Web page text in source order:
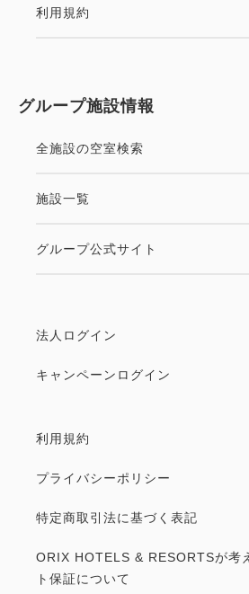
利用規約
グループ施設情報
全施設の空室検索
施設一覧
グループ公式サイト
法人ログイン
キャンペーンログイン
利用規約
プライバシーポリシー
特定商取引法に基づく表記
ORIX HOTELS & RESORTSが考
ト保証について